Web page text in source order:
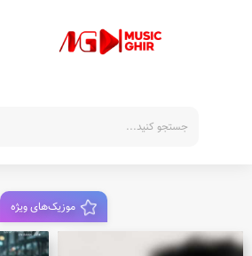
موزیک‌های ویژه